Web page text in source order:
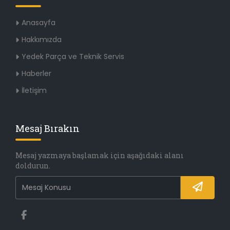
Anasayfa
Hakkımızda
Yedek Parça ve Teknik Servis
Haberler
İletişim
Mesaj Bırakın
Mesaj yazmaya başlamak için aşağıdaki alanı
doldurun.